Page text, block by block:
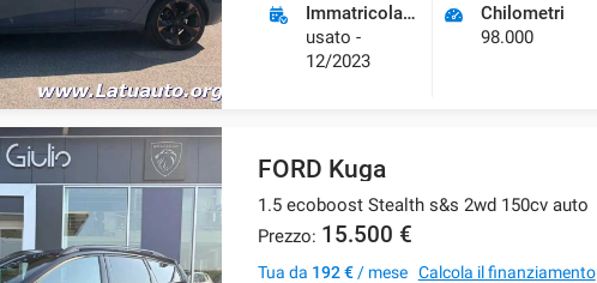
Immatricolazione
usato -
12/2023
Chilometri
98.000
FORD Kuga
1.5 ecoboost Stealth s&s 2wd 150cv auto
Prezzo: 15.500 €
Tua da 192 €/ mese Calcola il finanziamento